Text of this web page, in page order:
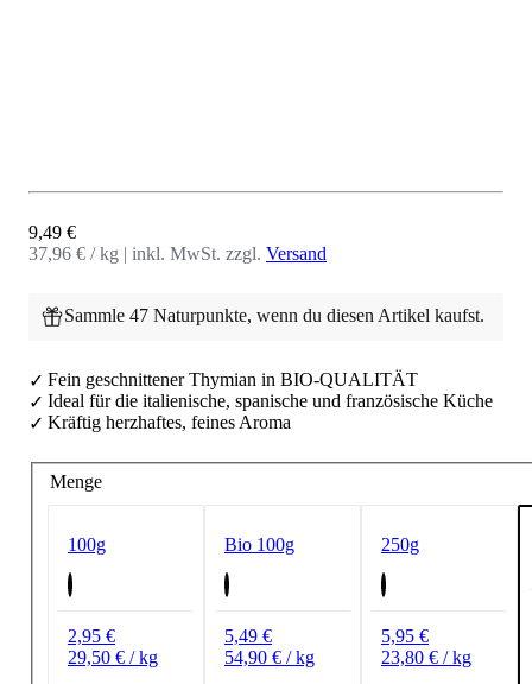
Angebot
9,49 €
37,96 € / kg | inkl. MwSt. zzgl. Versand
Sammle 47 Naturpunkte, wenn du diesen Artikel kaufst.
Fein geschnittener Thymian in BIO-QUALITÄT
Ideal für die italienische, spanische und französische Küche
Kräftig herzhaftes, feines Aroma
Menge
100g
2,95 €
29,50 € / kg
Bio 100g
5,49 €
54,90 € / kg
250g
5,95 €
23,80 € / kg